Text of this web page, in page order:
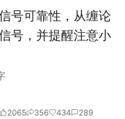
号可靠性，从缠论
号，并提醒注意小
2065 356 434 289